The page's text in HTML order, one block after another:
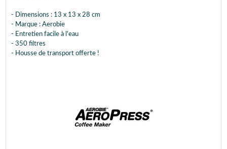
- Dimensions : 13 x 13 x 28 cm
- Marque : Aerobie
- Entretien facile à l'eau
- 350 filtres
- Housse de transport offerte !